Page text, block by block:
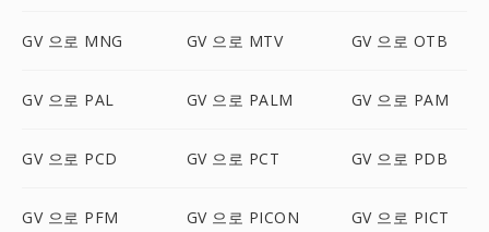
GV 으로 MNG GV 으로 MTV GV 으로 OTB
GV 으로 PAL GV 으로 PALM GV 으로 PAM
GV 으로 PCD GV 으로 PCT GV 으로 PDB
GV 으로 PFM GV 으로 PICON GV 으로 PICT